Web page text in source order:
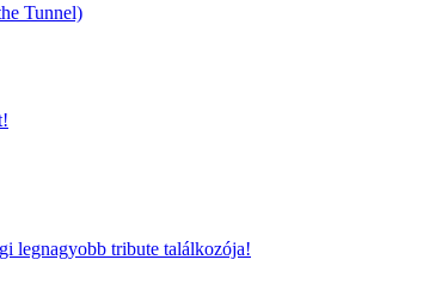
Tunnel)
legnagyobb tribute találkozója!